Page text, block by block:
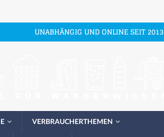
UNABHÄNGIG UND ONLINE SEIT 2013
VERBRAUCHERTHEMEN